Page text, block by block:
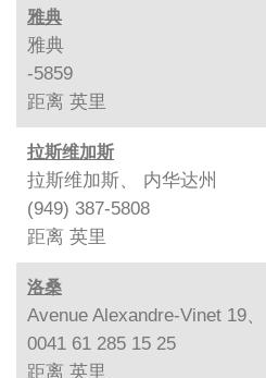
雅典
雅典
-5859
距离 英里
拉斯维加斯
拉斯维加斯、 内华达州
(949) 387-5808
距离 英里
洛桑
Avenue Alexandre-Vinet 19
0041 61 285 15 25
距离 英里